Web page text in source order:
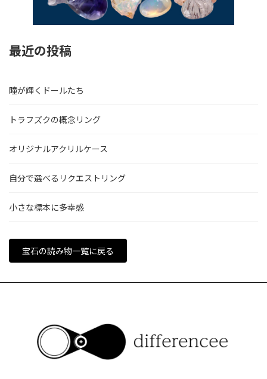
最近の投稿
瞳が輝くドールたち
トラフズクの概念リング
オリジナルアクリルケース
自分で選べるリクエストリング
小さな標本に多幸感
宝石の読み物一覧に戻る